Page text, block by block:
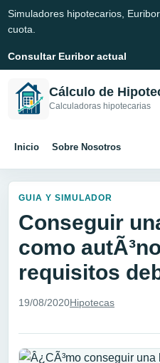
Simuladores hipotecarios,
cuota.
Consultar Euribor actual
Cálculo de
Calculadoras hipotecarias
Inicio Sobre Nosotros
GUIA Y SIMULADOR
Conseguir
como
requisitos
19/08/2020Hipotecas